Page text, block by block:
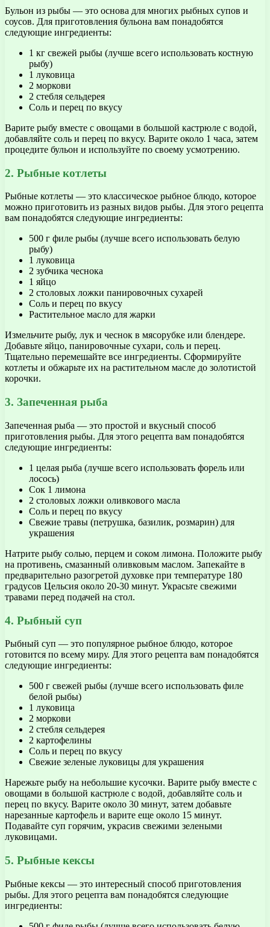
Бульон из рыбы — это основа для многих рыбных супов и
соусов. Для приготовления бульона вам понадобятся
следующие ингредиенты:
1 кг свежей рыбы (лучше всего использовать костную
рыбу)
1 луковица
2 моркови
2 стебля сельдерея
Соль и перец по вкусу
Варите рыбу вместе с овощами в большой кастрюле с водой,
добавляйте соль и перец по вкусу. Варите около 1 часа, затем
процедите бульон и используйте по своему усмотрению.
2. Рыбные котлеты
Рыбные котлеты — это классическое рыбное блюдо, которое
можно приготовить из разных видов рыбы. Для этого рецепта
вам понадобятся следующие ингредиенты:
500 г филе рыбы (лучше всего использовать белую
рыбу)
1 луковица
2 зубчика чеснока
1 яйцо
2 столовых ложки панировочных сухарей
Соль и перец по вкусу
Растительное масло для жарки
Измельчите рыбу, лук и чеснок в мясорубке или блендере.
Добавьте яйцо, панировочные сухари, соль и перец.
Тщательно перемешайте все ингредиенты. Сформируйте
котлеты и обжарьте их на растительном масле до золотистой
корочки.
3. Запеченная рыба
Запеченная рыба — это простой и вкусный способ
приготовления рыбы. Для этого рецепта вам понадобятся
следующие ингредиенты:
1 целая рыба (лучше всего использовать форель или
лосось)
Сок 1 лимона
2 столовых ложки оливкового масла
Соль и перец по вкусу
Свежие травы (петрушка, базилик, розмарин) для
украшения
Натрите рыбу солью, перцем и соком лимона. Положите рыбу
на противень, смазанный оливковым маслом. Запекайте в
предварительно разогретой духовке при температуре 180
градусов Цельсия около 20-30 минут. Украсьте свежими
травами перед подачей на стол.
4. Рыбный суп
Рыбный суп — это популярное рыбное блюдо, которое
готовится по всему миру. Для этого рецепта вам понадобятся
следующие ингредиенты:
500 г свежей рыбы (лучше всего использовать филе
белой рыбы)
1 луковица
2 моркови
2 стебля сельдерея
2 картофелины
Соль и перец по вкусу
Свежие зеленые луковицы для украшения
Нарежьте рыбу на небольшие кусочки. Варите рыбу вместе с
овощами в большой кастрюле с водой, добавляйте соль и
перец по вкусу. Варите около 30 минут, затем добавьте
нарезанные картофель и варите еще около 15 минут.
Подавайте суп горячим, украсив свежими зелеными
луковицами.
5. Рыбные кексы
Рыбные кексы — это интересный способ приготовления
рыбы. Для этого рецепта вам понадобятся следующие
ингредиенты: